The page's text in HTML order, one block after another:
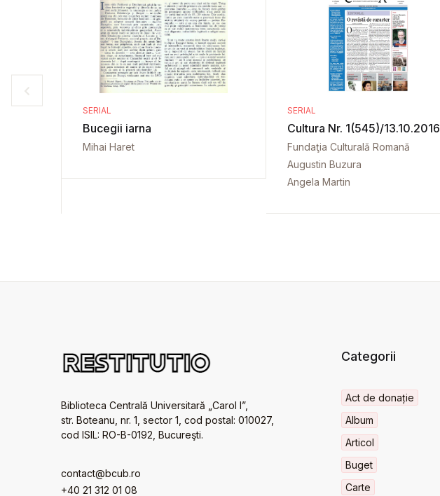
SERIAL
Bucegii iarna
Mihai Haret
SERIAL
Cultura Nr. 1(545)/13.10.2016
Fundaţia Culturală Romană
Augustin Buzura
Angela Martin
Biblioteca Centrală Universitară „Carol I”,
str. Boteanu, nr. 1, sector 1, cod postal: 010027,
cod ISIL: RO-B-0192, Bucureşti.
contact@bcub.ro
+40 21 312 01 08
Categorii
Act de donație
Album
Articol
Buget
Carte